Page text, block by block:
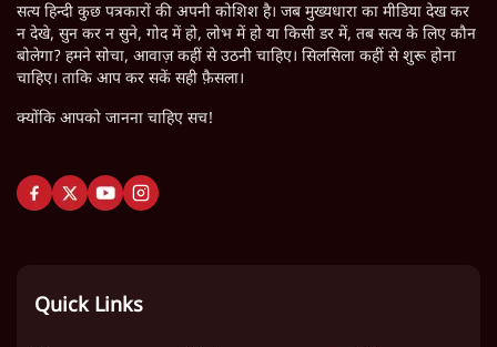
सत्य हिन्दी कुछ पत्रकारों की अपनी कोशिश है। जब मुख्यधारा का मीडिया देख कर
न देखे, सुन कर न सुने, गोद में हो, लोभ में हो या किसी डर में, तब सत्य के लिए कौन
बोलेगा? हमने सोचा, आवाज़ कहीं से उठनी चाहिए। सिलसिला कहीं से शुरू होना
चाहिए। ताकि आप कर सकें सही फ़ैसला।
क्योंकि आपको जानना चाहिए सच!
Quick Links